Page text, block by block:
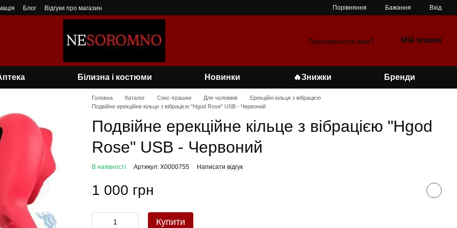
Блог Відгуки про магазин Порівняння Бажання Вхід
Передзвонити вам? Мій кошик
Білизна і костюми Новинки 🔥Знижки Бренди
Головна Каталог Секс-іграшки Для чоловіків
Ерекційні кільця з вібрацією
Подвійне ерекційне кільце з вібрацією "Hgod Rose" USB - Червоний
Подвійне ерекційне кільце з вібрацією "Hgod
Rose" USB - Червоний
В наявності Артикул: X0000755 Написати відгук
1 000 грн
Купити